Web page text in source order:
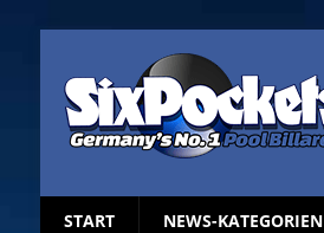
START NEWS-KATEGORIEN